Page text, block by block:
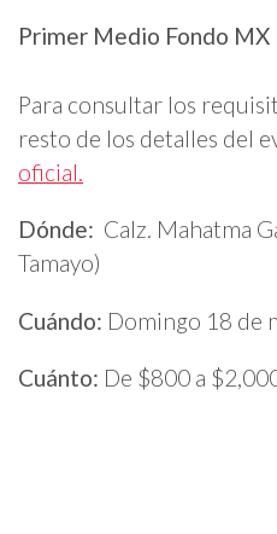
Primer Medio Fondo MX
Para consultar los
resto de los detalles del
oficial.
Dónde: Calz. Mahatma
Tamayo)
Cuándo: Domingo 18 de
Cuánto: De $800 a